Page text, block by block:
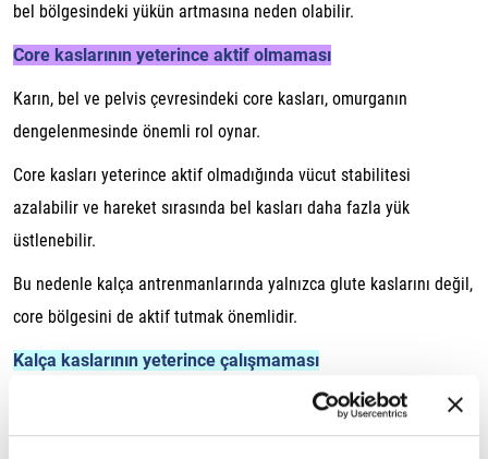
bel bölgesindeki yükün artmasına neden olabilir.
Core kaslarının yeterince aktif olmaması
Karın, bel ve pelvis çevresindeki core kasları, omurganın
dengelenmesinde önemli rol oynar.
Core kasları yeterince aktif olmadığında vücut stabilitesi
azalabilir ve hareket sırasında bel kasları daha fazla yük
üstlenebilir.
Bu nedenle kalça antrenmanlarında yalnızca glute kaslarını değil,
core bölgesini de aktif tutmak önemlidir.
Kalça kaslarının yeterince çalışmaması
Uzun süre oturmak veya hareketsiz bir yaşam tarzı, kalça
kaslarının aktif kullanımını azaltabilir.